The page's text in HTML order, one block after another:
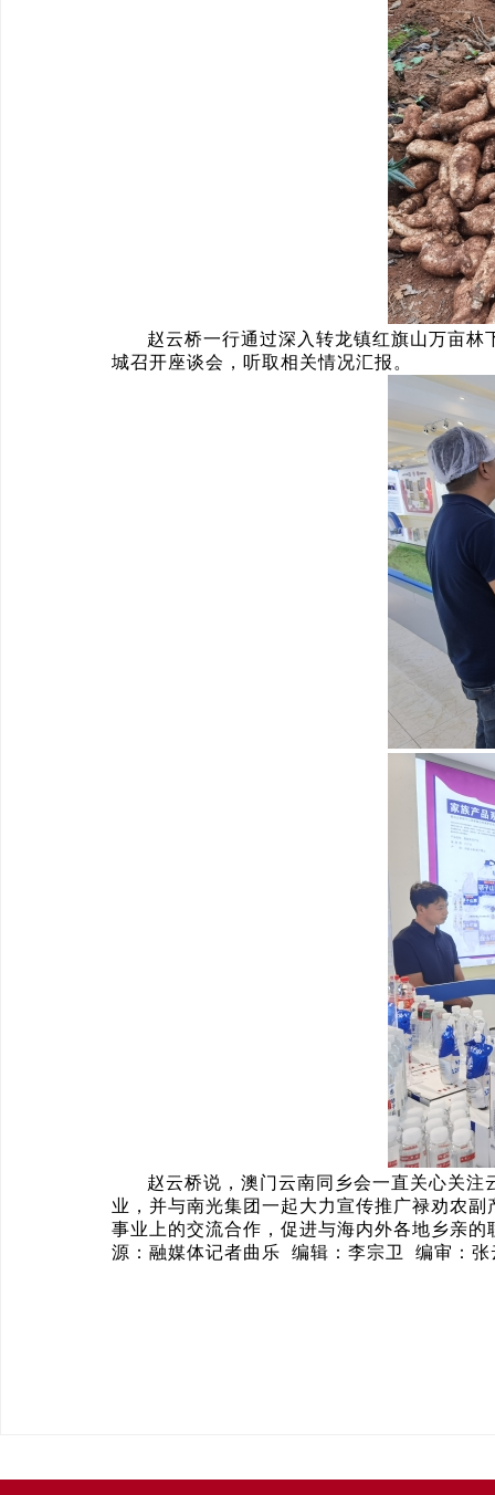
赵云桥一行通过深入转龙镇红旗山万亩
城召开座谈会，听取相关情况汇报。
赵云桥说，澳门云南同乡会一直关心关
业，并与南光集团一起大力宣传推广禄劝农
事业上的交流合作，促进与海内外各地乡亲
源：融媒体记者曲乐 编辑：李宗卫 编审：